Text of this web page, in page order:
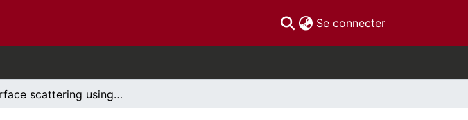
Se connecter(current)
Surface scattering using KeV ions.